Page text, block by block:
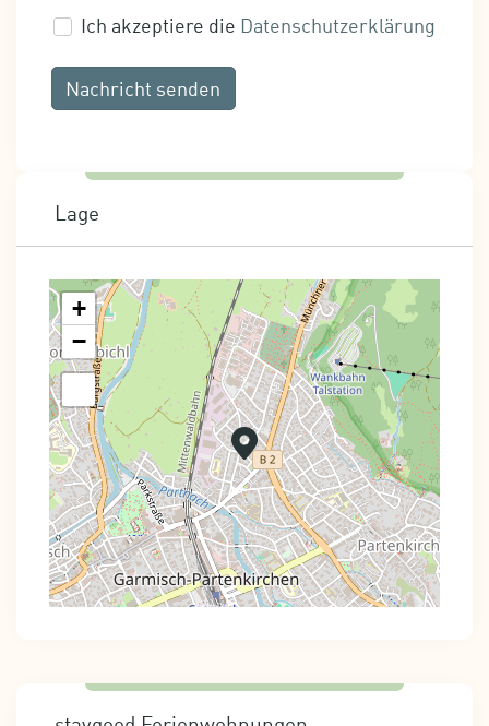
Ich akzeptiere die Datenschutzerklärung
Nachricht senden
Lage
+
−